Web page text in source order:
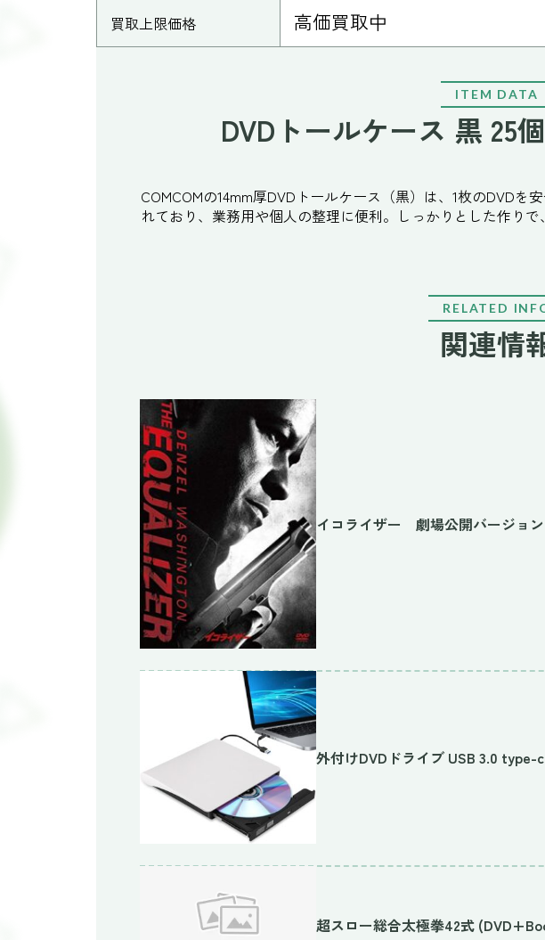
買取上限価格 高価買取中
ITEM DATA
DVDトールケース 黒 25
COMCOMの14mm厚DVDトールケース（黒）は、1枚のDVD
れており、業務用や個人の整理に便利。しっかりとした作り
RELATED
関連情
イコライザー 劇場公開バージョ
外付けDVDドライブ USB 3.0 type-c
超スロー総合太極拳42式